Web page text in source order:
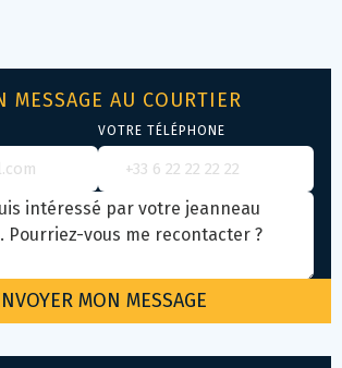
MESSAGE AU COURTIER
VOTRE TÉLÉPHONE